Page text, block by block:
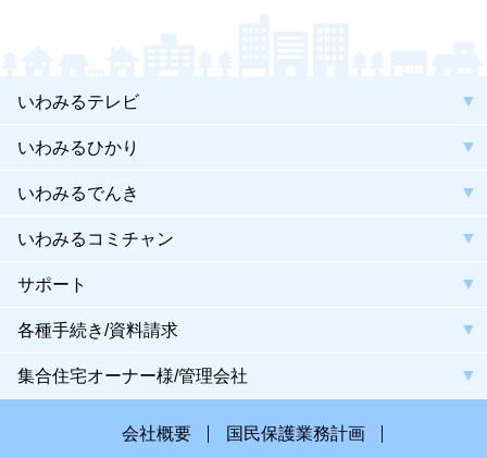
いわみるテレビ
いわみるひかり
いわみるでんき
いわみるコミチャン
サポート
各種手続き/資料請求
集合住宅オーナー様/管理会社
会社概要 国民保護業務計画